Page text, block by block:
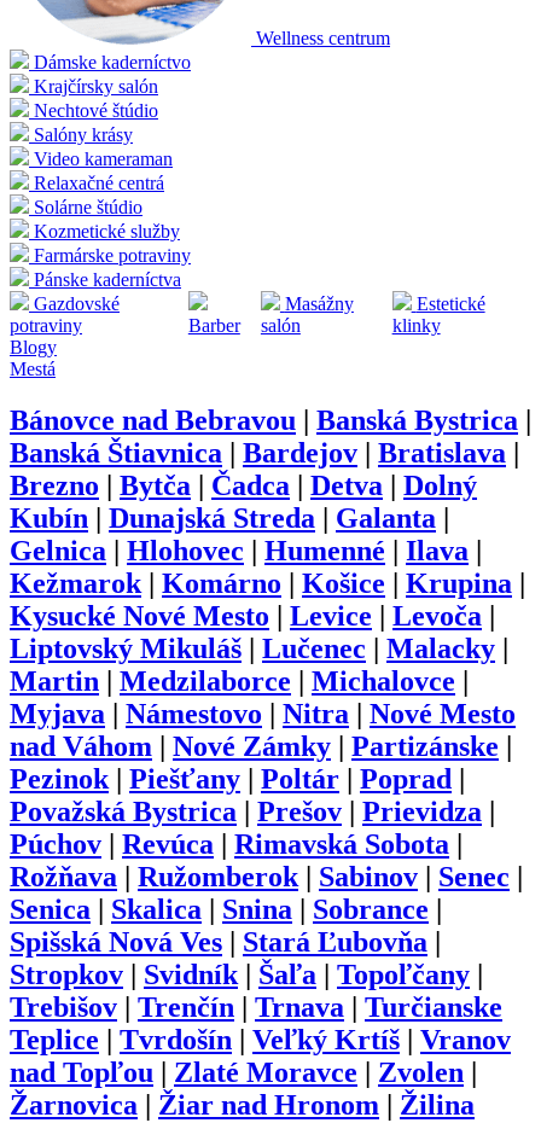
Wellness centrum
Dámske kaderníctvo
Krajčírsky salón
Nechtové štúdio
Salóny krásy
Video kameraman
Relaxačné centrá
Solárne štúdio
Kozmetické služby
Farmárske potraviny
Pánske kaderníctva
Gazdovské
potraviny
Barber
Masážny
salón
Estetické
klinky
Blogy
Mestá
Bánovce nad Bebravou Banská Bystrica
Banská Štiavnica
Bardejov Bratislava
Brezno
Bytča Čadca Detva
Dolný
Kubín
Dunajská Streda Galanta
Gelnica
Hlohovec Humenné Ilava
Kežmarok| Komárno Košice Krupina
Kysucké Nové Mesto
Levice Levoča
Liptovský Mikuláš
Lučenec Malacky
Martin
Medzilaborce Michalovce
Myjava
Námestovo Nitra
Nové Mesto
nad Váhom
Nové Zámky Partizánske
Pezinok| Piešťany Poltár Poprad
Považská Bystrica
Prešov Prievidza
Púchov
Revúca Rimavská Sobota
Rožňava
Ružomberok| Sabinov Senec
Senica
Skalica Snina Sobrance
Spišská Nová Ves
Stará Ľubovňa
Stropkov
Svidník| Šaľa Topoľčany
Trebišov
Trenčín Trnava
Turčianske
Teplice
Tvrdošín Veľký Krtíš
Vranov
nad Topľou
Zlaté Moravce Zvolen
Žarnovica
Žiar nad Hronom Žilina